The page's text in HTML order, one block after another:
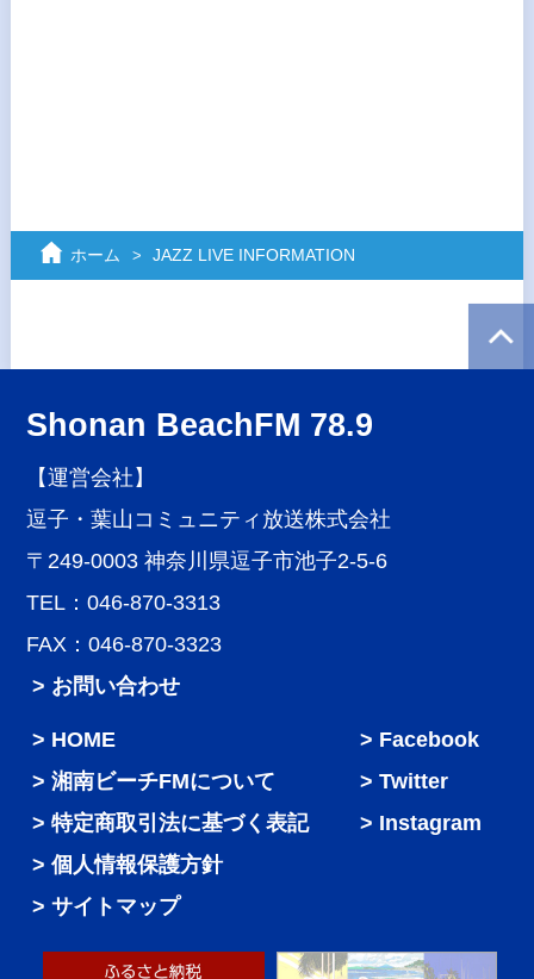
ホーム JAZZ LIVE INFORMATION
Shonan BeachFM 78.9
【運営会社】
逗子・葉山コミュニティ放送株式会社
〒249-0003 神奈川県逗子市池子2-5-6
TEL：046-870-3313
FAX：046-870-3323
> お問い合わせ
HOME
湘南ビーチFMについて
特定商取引法に基づく表記
個人情報保護方針
サイトマップ
Facebook
Twitter
Instagram